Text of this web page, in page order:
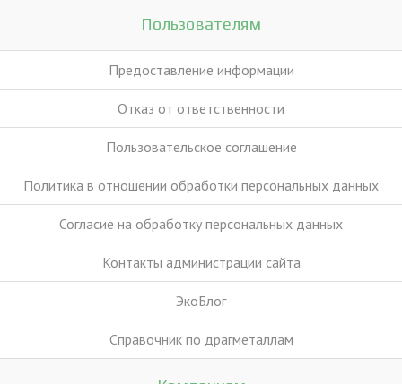
Пользователям
Предоставление информации
Отказ от ответственности
Пользовательское соглашение
Политика в отношении обработки персональных данных
Согласие на обработку персональных данных
Контакты администрации сайта
ЭкоБлог
Справочник по драгметаллам